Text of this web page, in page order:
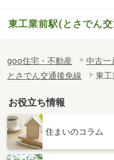
東工業前駅(とさでん
goo住宅・不動産 中古一
とさでん交通後免線
東工
お役立ち情報
住まいのコラム